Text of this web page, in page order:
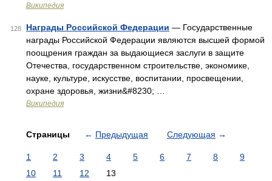
Википедия
128 Награды Российской Федерации — Государственные
награды Российской Федерации являются высшей формой
поощрения граждан за выдающиеся заслуги в защите
Отечества, государственном строительстве, экономике,
науке, культуре, искусстве, воспитании, просвещении,
охране здоровья, жизни&#8230; …
Википедия
Страницы ← Предыдущая Следующая →
1 2 3 4 5 6 7 8
9
10
11 12 13